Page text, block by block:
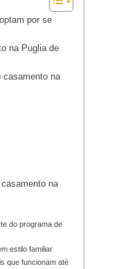
por se
na Puglia de
casamento na
na
do programa de
estilo familiar
que funcionam até